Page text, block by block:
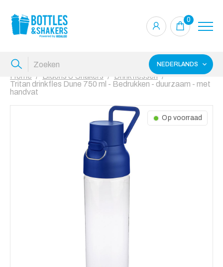
0
NEDERLANDS
Home Bidons & Shakers
Drinkflessen
Tritan drinkfles Dune 750 ml - Bedrukken - duurzaam - met
handvat
Op voorraad